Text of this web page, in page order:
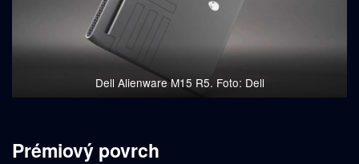
Dell Alienware M15 R5. Foto: Dell
Prémiový povrch